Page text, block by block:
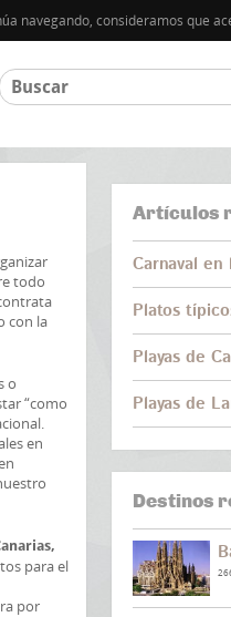
navegando, consideramos que
todo
con la
o
“como
en
para el
por
Artículos
Carnaval en
Platos
Playas de
Playas de
Destinos